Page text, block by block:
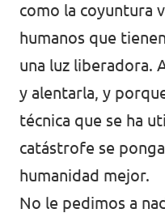
como la coyuntura
humanos que
una luz liberadora.
y alentarla, y
técnica que se ha
catástrofe se
humanidad mejor.
No le pedimos a